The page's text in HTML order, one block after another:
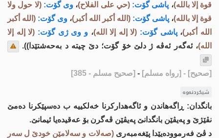
قوة إلا بالله)، پاشی گۆت: (حي على الفلاح)، وی گۆت: (لا حول ولا
قوة إلا بالله)، پاشی گۆت: (الله أكبر الله أكبر)، وی گۆت: (الله أكبر
الله أكبر)، پاشی گۆت: (لا إله إلا الله)، و وی ژی گۆت: (لا إله إلا
الله)، ئه‌گه‌ر ئه‌ڤه‌ ژ دلێ خۆ گۆت؛ دێ چیته‌ د به‌حەشتێدا)).
[صحيح] - [رواه مسلم] - [صحيح مسلم - 385]
شیکردنەوە
بانگدان: ڕاگه‌هاندن و ئاگه‌هداركرنا خه‌لكییه‌ ب ده‌سپێكرنا ده‌مێ
نڤێژێ و په‌یڤێن بانگدانێ په‌یڤێن ڤه‌گرن بۆ عه‌قیده‌یا ئیمانێ.
د ڤێ فه‌رمووده‌یێدا پێغه‌مبه‌ری(صه‌لات و سه‌لامێن خودێ ل سه‌ر